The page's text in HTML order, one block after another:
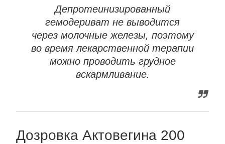
Депротеинизированный
гемодериват не выводится
через молочные железы, поэтому
во время лекарственной терапии
можно проводить грудное
вскармливание.
Дозровка Актовегина 200